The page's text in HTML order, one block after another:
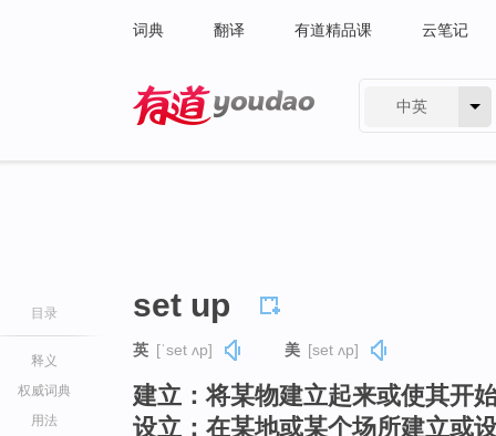
词典 翻译 有道精品课 云笔记
中英
目录
释义
权威词典
用法
set up
英 [ˈset ʌp] 美 [set ʌp]
建立：将某物建立起来或使其开
设立：在某地或某个场所建立或